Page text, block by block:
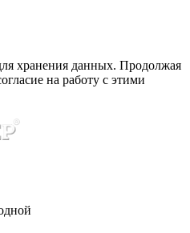
хранения данных. Продолжая
на работу с этими